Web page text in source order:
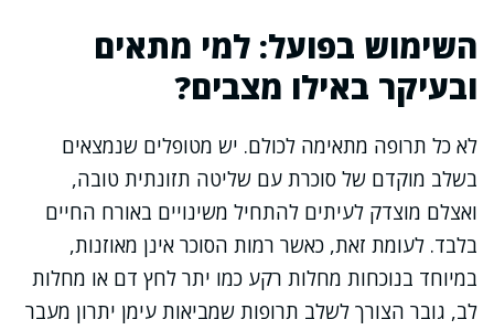
השימוש בפועל: למי מתאים
ובעיקר באילו מצבים?
לא כל תרופה מתאימה לכולם. יש מטופלים שנמצאים
בשלב מוקדם של סוכרת עם שליטה תזונתית טובה,
ואצלם מוצדק לעיתים להתחיל משינויים באורח החיים
בלבד. לעומת זאת, כאשר רמות הסוכר אינן מאוזנות,
במיוחד בנוכחות מחלות רקע כמו יתר לחץ דם או מחלות
לב, גובר הצורך לשלב תרופות שמביאות עימן יתרון מעבר